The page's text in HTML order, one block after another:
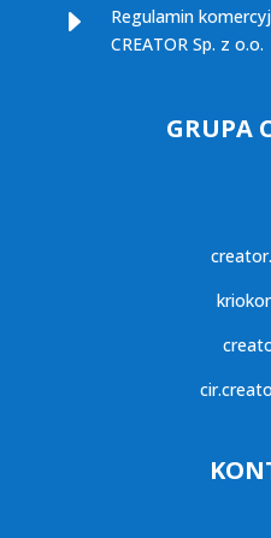
E
Regulamin
CREATOR Sp. z o.o.
GRUPA